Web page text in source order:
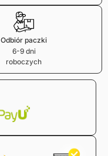
Odbiór paczki
6-9 dni
roboczych